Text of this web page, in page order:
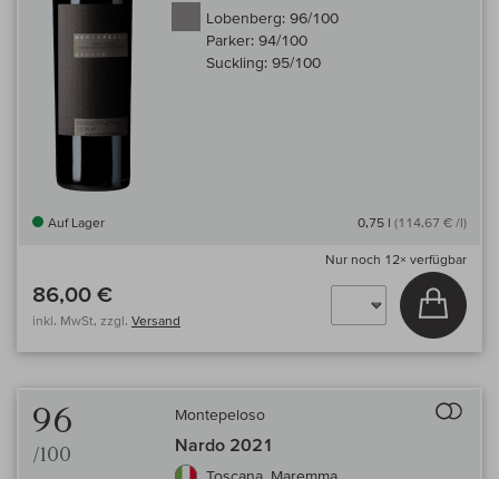
Lobenberg: 96/100
Parker: 94/100
Suckling: 95/100
Auf Lager 0,75 l (114,67 € /l)
Nur noch 12× verfügbar
86,00 €
inkl. MwSt, zzgl. Versand
In
96
/100
Montepeloso
Nardo 2021